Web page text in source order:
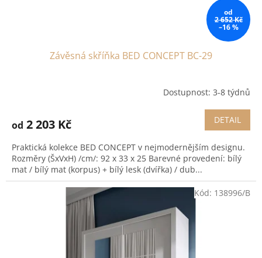
od
2 652 Kč
–16 %
Závěsná skříňka BED CONCEPT BC-29
Dostupnost: 3-8 týdnů
od 2 203 Kč DETAIL
Praktická kolekce BED CONCEPT v nejmodernějším designu.
Rozměry (ŠxVxH) /cm/: 92 x 33 x 25 Barevné provedení: bílý
mat / bílý mat (korpus) + bílý lesk (dvířka) / dub...
Kód: 138996/B